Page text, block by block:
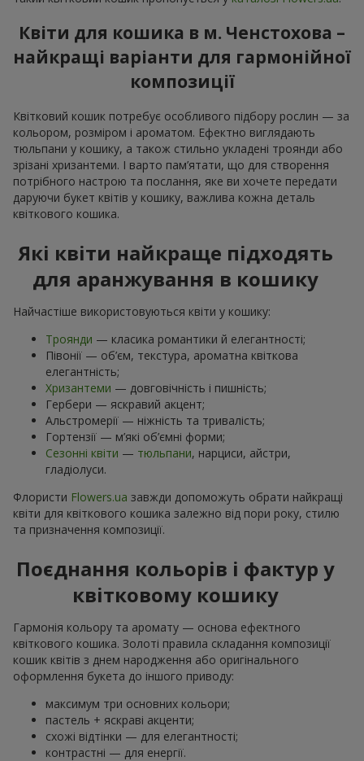
Квіти для кошика в м. Ченстохова –
найкращі варіанти для гармонійної
композиції
Квітковий кошик потребує особливого підбору рослин — за
кольором, розміром і ароматом. Ефектно виглядають
тюльпани у кошику, а також стильно укладені троянди або
зрізані хризантеми. І варто пам’ятати, що для створення
потрібного настрою та послання, яке ви хочете передати
даруючи букет квітів у кошику, важлива кожна деталь
квіткового кошика.
Які квіти найкраще підходять
для аранжування в кошику
Найчастіше використовуються квіти у кошику:
Троянди — класика романтики й елегантності;
Півонії — об’єм, текстура, ароматна квіткова
елегантність;
Хризантеми — довговічність і пишність;
Гербери — яскравий акцент;
Альстромерії — ніжність та тривалість;
Гортензії — м’які об’ємні форми;
Сезонні квіти — тюльпани, нарциси, айстри,
гладіолуси.
Флористи Flowers.ua завжди допоможуть обрати найкращі
квіти для квіткового кошика залежно від пори року, стилю
та призначення композиції.
Поєднання кольорів і фактур у
квітковому кошику
Гармонія кольору та аромату — основа ефектного
квіткового кошика. Золоті правила складання композиції
кошик квітів з днем ​​народження або оригінального
оформлення букета до іншого приводу:
максимум три основних кольори;
пастель + яскраві акценти;
схожі відтінки — для елегантності;
контрастні — для енергії.